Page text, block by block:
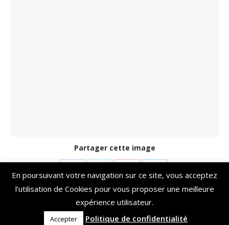
Partager cette image
Share
on
Facebook
Share
on
Twitter
Share
on
Pinterest
Share
on
Copyright Domaine de Thais 2018
En poursuivant votre navigation sur ce site, vous acceptez
l’utilisation de Cookies pour vous proposer une meilleure
expérience utilisateur.
Accepter Politique de confidentialité